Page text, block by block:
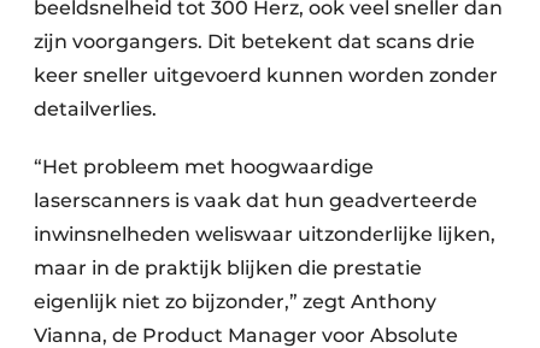
beeldsnelheid tot 300 Herz, ook veel sneller dan
zijn voorgangers. Dit betekent dat scans drie
keer sneller uitgevoerd kunnen worden zonder
detailverlies.
“Het probleem met hoogwaardige
laserscanners is vaak dat hun geadverteerde
inwinsnelheden weliswaar uitzonderlijke lijken,
maar in de praktijk blijken die prestatie
eigenlijk niet zo bijzonder,” zegt Anthony
Vianna, de Product Manager voor Absolute